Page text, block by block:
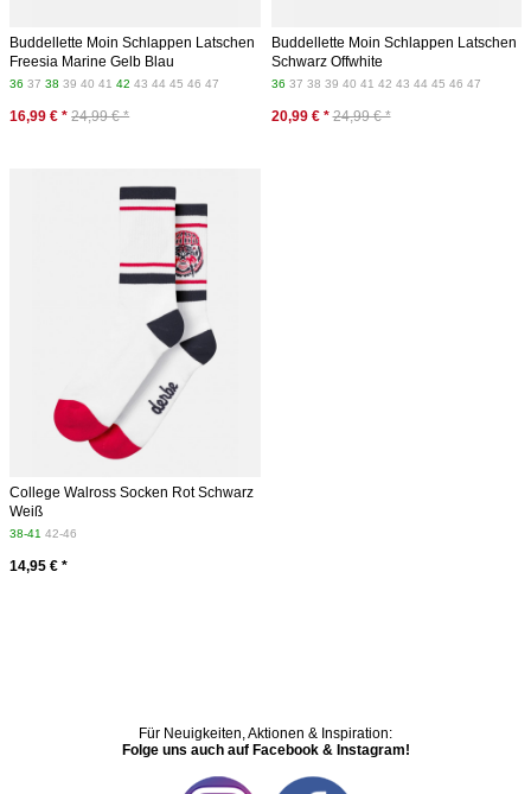
Buddellette Moin Schlappen Latschen
Freesia Marine Gelb Blau
363738394041424344454647
16,99 € * 24,99 € *
Buddellette Moin Schlappen Latschen
Schwarz Offwhite
36 37 38 39 40 41 42 43 44 45 46 47
20,99 € * 24,99 € *
College Walross Socken Rot Schwarz
Weiß
38-4142-46
14,95 € *
Für Neuigkeiten, Aktionen & Inspiration:
Folge uns auch auf Facebook & Instagram!